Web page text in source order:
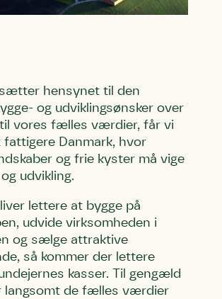
hensynet til den
og udviklingsønsker over
vores fælles værdier, får vi
Danmark, hvor
og frie kyster må vige
udvikling.
lettere at bygge på
udvide virksomheden i
og sælge attraktive
så kommer der lettere
kasser. Til gengæld
langsomt de fælles værdier
Den store humlebi – eller